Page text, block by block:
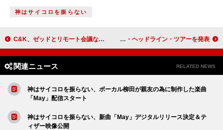
神はサイコロを振らない
C&K、ゼッドとリモート会議など『ドラゴンボールDAIMA』OP主題歌レコーディング時の映像公開 ケンドリック・ラマー＆シザ、2025年にダブル・ヘッドライン・ツアーを発表
関連ニュース RELATED NEWS
神はサイコロを振らない、ボーカル柳田が親友の為に制作した楽曲
「May」配信スタート
神はサイコロを振らない、新曲「May」デジタルリリース決定＆テ
ィザー映像公開